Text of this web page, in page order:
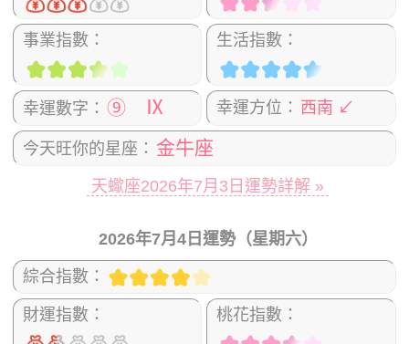
事業指數： 生活指數：
幸運數字： ⑨ Ⅸ 幸運方位： 西南 ↙
今天旺你的星座： 金牛座
天蠍座2026年7月3日運勢詳解 »
2026年7月4日運勢（星期六）
綜合指數：
財運指數： 桃花指數：